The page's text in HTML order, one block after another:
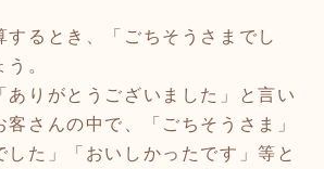
するとき、「ごちそうさまでし
。
りがとうございました」と言い
客さんの中で、「ごちそうさま」
した」「おいしかったです」等と